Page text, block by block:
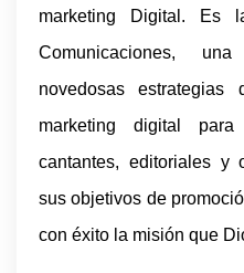
marketing Digital. Es
Comunicaciones,
novedosas
marketing digital
cantantes, editoriales y
sus objetivos de
con éxito la misión que